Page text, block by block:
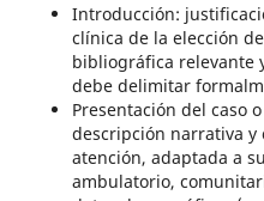
Introducción:
clínica de la elección
bibliográfica relevante
debe delimitar
Presentación del caso
descripción narrativa y
atención, adaptada a
ambulatorio,